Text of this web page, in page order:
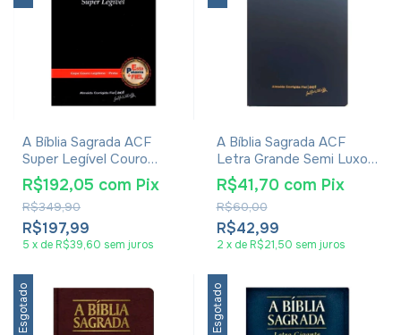
A Bíblia Sagrada ACF
Super Legível Couro
Legítimo Preta
R$197,99
R$349,90
R$192,05 com Pix
5 x de R$39,60 sem juros
A Bíblia Sagrada ACF
Letra Grande Semi Luxo
Azul
R$42,99
R$60,00
R$41,70 com Pix
2 x de R$21,50 sem juros
Esgotado Esgotado